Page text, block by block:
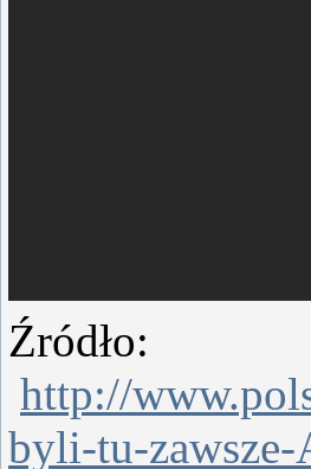
Źródło:
http://
byli-tu-zawsze-